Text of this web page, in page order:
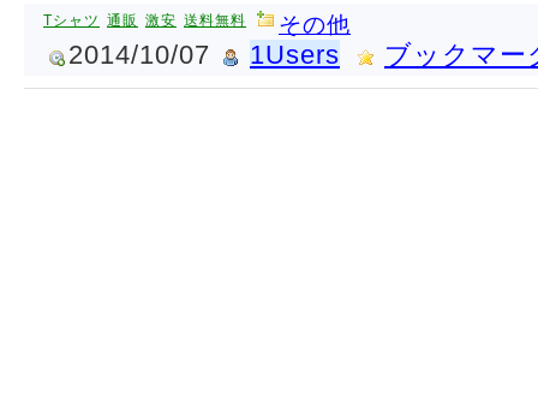
Tシャツ 通販 激安 送料無料 その他
2014/10/07 1Users ブックマー